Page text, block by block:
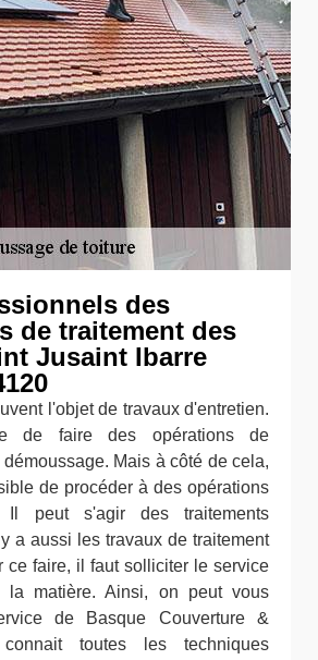
des
de traitement des
Jusaint Ibarre
l'objet de travaux d'entretien.
de faire des opérations de
Mais à côté de cela,
de procéder à des opérations
Il peut s'agir des traitements
a aussi les travaux de traitement
ce faire, il faut solliciter le service
la matière. Ainsi, on peut vous
de Basque Couverture &
toutes les techniques